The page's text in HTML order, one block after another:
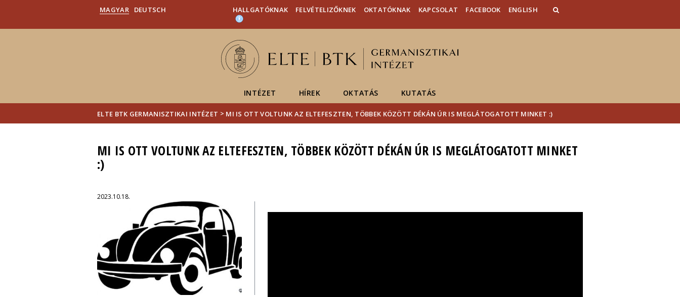
Hírek
Események
ELTE a
sajtóban
MAGYAR DEUTSCH HALLGATÓKNAK FELVÉTELIZŐKNEK OKTATÓKNAK KAPCSOLAT FACEBOOK ENGLISH
INTÉZET HÍREK OKTATÁS KUTATÁS
ELTE BTK GERMANISZTIKAI INTÉZET > MI IS OTT VOLTUNK AZ ELTEFESZTEN, TÖBBEK KÖZÖTT DÉKÁN ÚR IS MEGLÁTOGATOTT MINKET :)
MI IS OTT VOLTUNK AZ ELTEFESZTEN, TÖBBEK KÖZÖTT DÉKÁN ÚR IS MEGLÁTOGATOTT MINKET
:)
2023.10.18.